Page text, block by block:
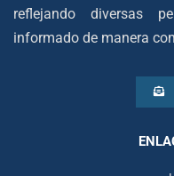
reflejando diversas
informado de manera